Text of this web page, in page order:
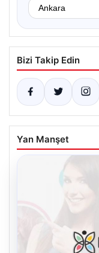
Bizi Takip Edin
Yan Manşet